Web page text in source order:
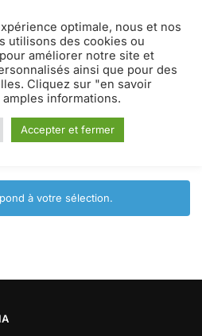
0
à votre sélection.
optimale, nous et nos
utilisons des cookies ou
améliorer notre site et
ainsi que pour des
Cliquez sur "en savoir
informations.
Accepter et fermer